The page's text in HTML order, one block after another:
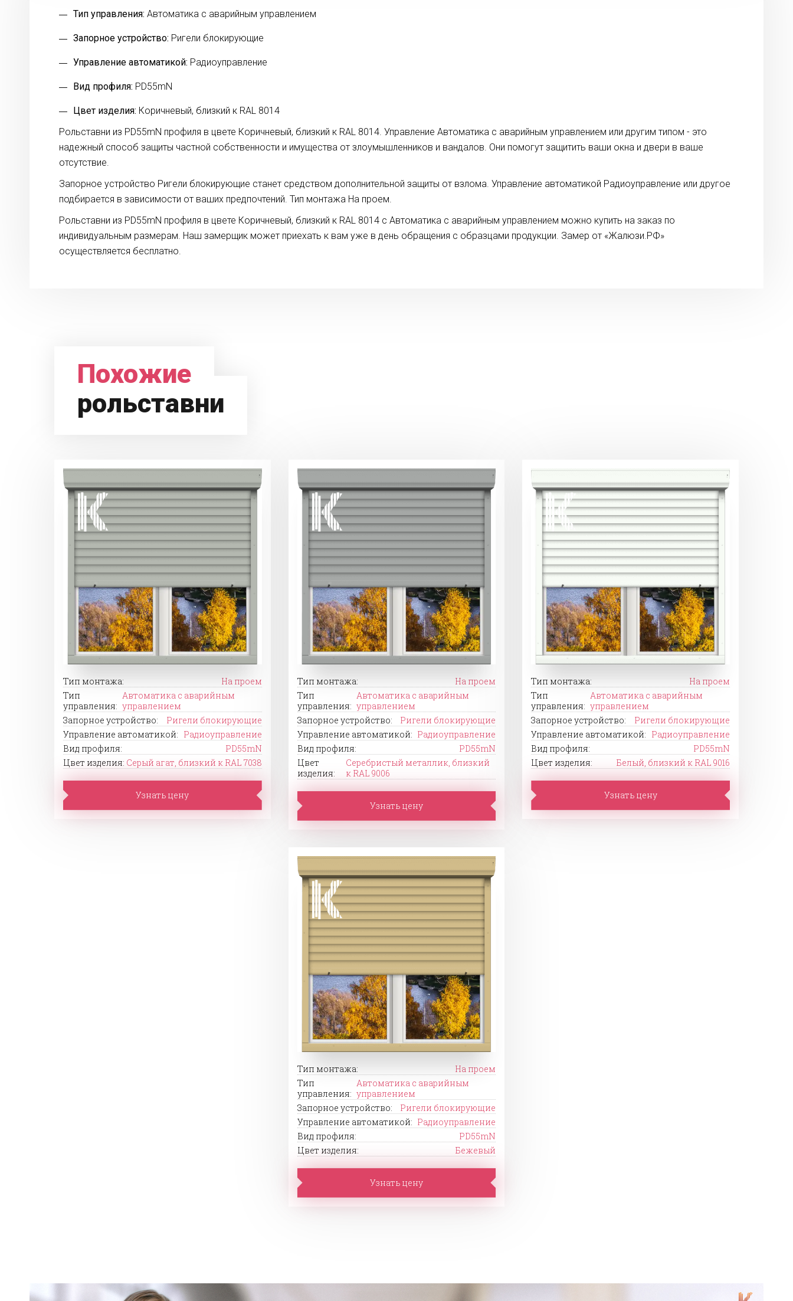
Тип управления: Автоматика с аварийным управлением
Запорное устройство: Ригели блокирующие
Управление автоматикой: Радиоуправление
Вид профиля: PD55mN
Цвет изделия: Коричневый, близкий к RAL 8014
Рольставни из PD55mN профиля в цвете Коричневый, близкий к RAL 8014. Управление Автоматика с аварийным управлением или другим типом - это
надежный способ защиты частной собственности и имущества от злоумышленников и вандалов. Они помогут защитить ваши окна и двери в ваше
отсутствие.
Запорное устройство Ригели блокирующие станет средством дополнительной защиты от взлома. Управление автоматикой Радиоуправление или другое
подбирается в зависимости от ваших предпочтений. Тип монтажа На проем.
Рольставни из PD55mN профиля в цвете Коричневый, близкий к RAL 8014 с Автоматика с аварийным управлением можно купить на заказ по
индивидуальным размерам. Наш замерщик может приехать к вам уже в день обращения с образцами продукции. Замер от «Жалюзи.РФ»
осуществляется бесплатно.
Похожие
рольставни
Тип монтажа:
На проем
Тип
управления:
Автоматика с аварийным
управлением
Запорное устройство:
Ригели блокирующие
Управление автоматикой: Радиоуправление
Вид профиля:
PD55mN
Цвет изделия: Серый агат, близкий к RAL 7038
Узнать цену
Тип монтажа:
На проем
Тип
управления:
Автоматика с аварийным
управлением
Запорное устройство:
Ригели блокирующие
Управление автоматикой: Радиоуправление
Вид профиля:
PD55mN
Цвет
изделия:
Серебристый металлик, близкий
к RAL 9006
Узнать цену
Тип монтажа:
На проем
Тип
управления:
Автоматика с аварийным
управлением
Запорное устройство:
Ригели блокирующие
Управление автоматикой: Радиоуправление
Вид профиля:
PD55mN
Цвет изделия:
Белый, близкий к RAL 9016
Узнать цену
Тип монтажа:
На проем
Тип
управления:
Автоматика с аварийным
управлением
Запорное устройство:
Ригели блокирующие
Управление автоматикой: Радиоуправление
Вид профиля:
PD55mN
Цвет изделия:
Бежевый
Узнать цену